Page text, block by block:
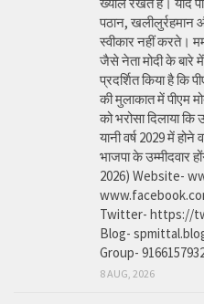
पठान, खलीलुर्रहमान
स्वीकार नहीं करते।
जैसे नेता मोदी के
प्रदर्शित किया है कि
की मुलाकात में पीएम
को भरोसा दिलाया कि
यानी वर्ष 2029 में
भाजपा के उम्मीदवार
2026) Website-
Twitter- https://
Blog-
Group-
8 AUG, 2026